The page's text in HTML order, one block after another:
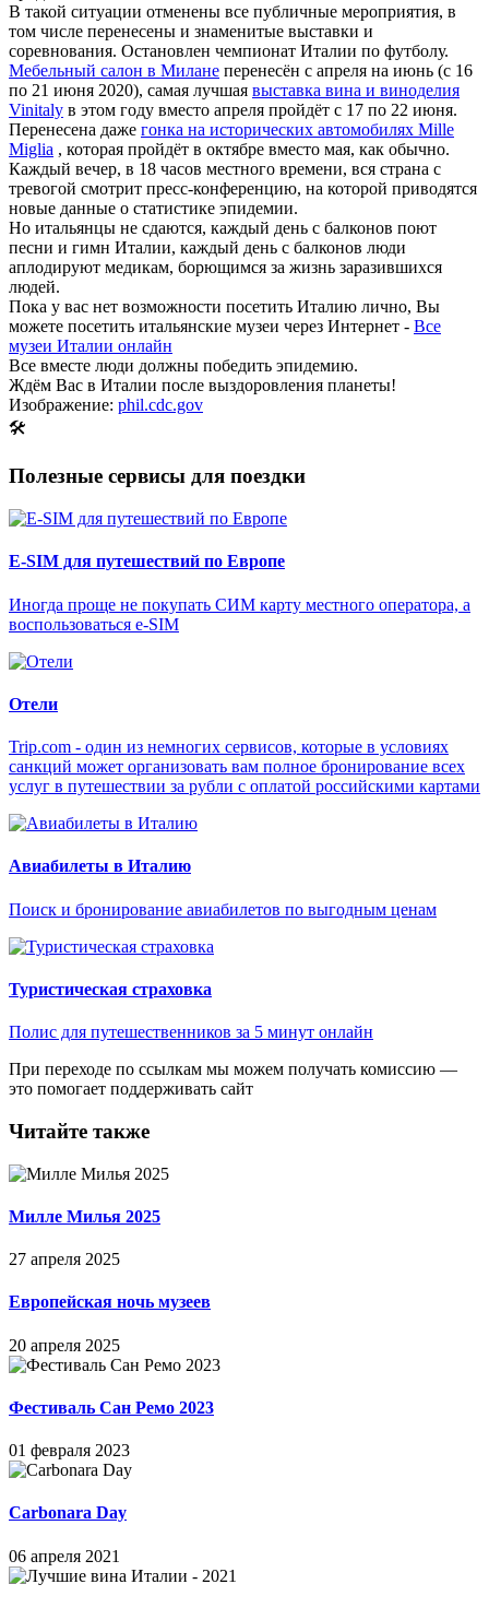
В такой ситуации отменены все публичные мероприятия, в
том числе перенесены и знаменитые выставки и
соревнования. Остановлен чемпионат Италии по футболу.
Мебельный салон в Милане перенесён с апреля на июнь (с 16
по 21 июня 2020), самая лучшая выставка вина и виноделия
Vinitaly в этом году вместо апреля пройдёт с 17 по 22 июня.
Перенесена даже гонка на исторических автомобилях Mille
Miglia , которая пройдёт в октябре вместо мая, как обычно.
Каждый вечер, в 18 часов местного времени, вся страна с
тревогой смотрит пресс-конференцию, на которой приводятся
новые данные о статистике эпидемии.
Но итальянцы не сдаются, каждый день с балконов поют
песни и гимн Италии, каждый день с балконов люди
аплодируют медикам, борющимся за жизнь заразившихся
людей.
Пока у вас нет возможности посетить Италию лично, Вы
можете посетить итальянские музеи через Интернет - Все
музеи Италии онлайн
Все вместе люди должны победить эпидемию.
Ждём Вас в Италии после выздоровления планеты!
Изображение: phil.cdc.gov
🛠
Полезные сервисы для поездки
E-SIM для путешествий по Европе
Иногда проще не покупать СИМ карту местного оператора, а
воспользоваться e-SIM
Отели
Trip.com - один из немногих сервисов, которые в условиях
санкций может организовать вам полное бронирование всех
услуг в путешествии за рубли с оплатой российскими картами
Авиабилеты в Италию
Поиск и бронирование авиабилетов по выгодным ценам
Туристическая страховка
Полис для путешественников за 5 минут онлайн
При переходе по ссылкам мы можем получать комиссию —
это помогает поддерживать сайт
Читайте также
Милле Милья 2025
27 апреля 2025
Европейская ночь музеев
20 апреля 2025
Фестиваль Сан Ремо 2023
01 февраля 2023
Carbonara Day
06 апреля 2021